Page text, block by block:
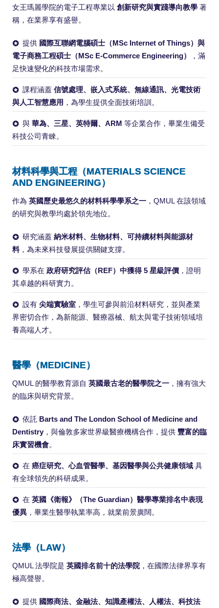
女王瑪麗學院的電子工程專業以 創新研究與實踐導向教學 著
稱，在業界享有盛譽。
提供 國際互聯網電腦碩士（MSc Internet of Things）與
電子商務工程碩士（MSc E-Commerce Engineering）
，滿
足快速變化的科技市場需求。
課程涵蓋 信號處理、嵌入式系統、無線通訊、光電技術
與人工智慧應用 ，為學生提供全面技術培訓。
與 華為、三星、英特爾、ARM 等企業合作，畢業生備受
科技公司青睞。
材料科學與工程（MATERIALS SCIENCE
AND ENGINEERING）
作為 英國歷史最悠久的材料科學學系之一 ，QMUL 在該領域
的研究與教學均處於領先地位。
研究涵蓋 納米材料、生物材料、可持續材料與能源材
料 ，為未來科技發展提供關鍵支撐。
學系在 政府研究評估（REF）中獲得 5 星級評價，證明
其卓越的科研實力。
設有 尖端實驗室，學生可參與前沿材料研究，並與產業
界密切合作，為新能源、醫療器械、航太與電子技術領域培
養高端人才。
醫學（MEDICINE）
QMUL 的醫學教育源自 英國最古老的醫學院之一 ，擁有強大
的臨床與研究背景。
依託 Barts and The London School of Medicine and
Dentistry ，與倫敦多家世界級醫療機構合作，提供 豐富的臨
床實習機會。
在 癌症研究、心血管醫學、基因醫學與公共健康領域具
有全球領先的科研成果。
在 英國《衛報》（The Guardian）醫學專業排名中表現
優異 ，畢業生醫學執業率高，就業前景廣闊。
法學（LAW）
QMUL 法學院是 英國排名前十的法學院，在國際法律界享有
極高聲譽。
提供 國際商法、金融法、知識產權法、人權法、科技法